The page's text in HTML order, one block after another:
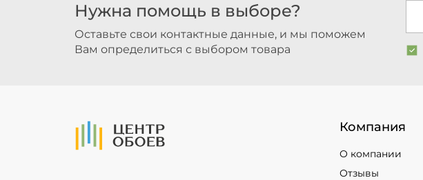
Нужна помощь в выборе?
Оставьте свои контактные данные, и мы поможем
Вам определиться с выбором товара
На Главную Компания
О компании
Отзывы